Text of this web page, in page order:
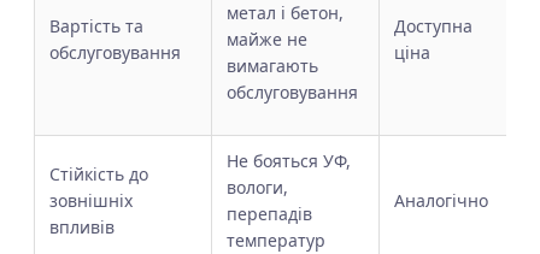
Вартість та
обслуговування
метал і бетон,
майже не
вимагають
обслуговування
Доступна
ціна
Стійкість до
зовнішніх
впливів
Не бояться УФ,
вологи,
перепадів
температур
Аналогічно